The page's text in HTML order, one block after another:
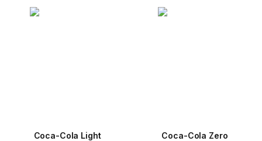
Coca-Cola Light Coca-Cola Zero